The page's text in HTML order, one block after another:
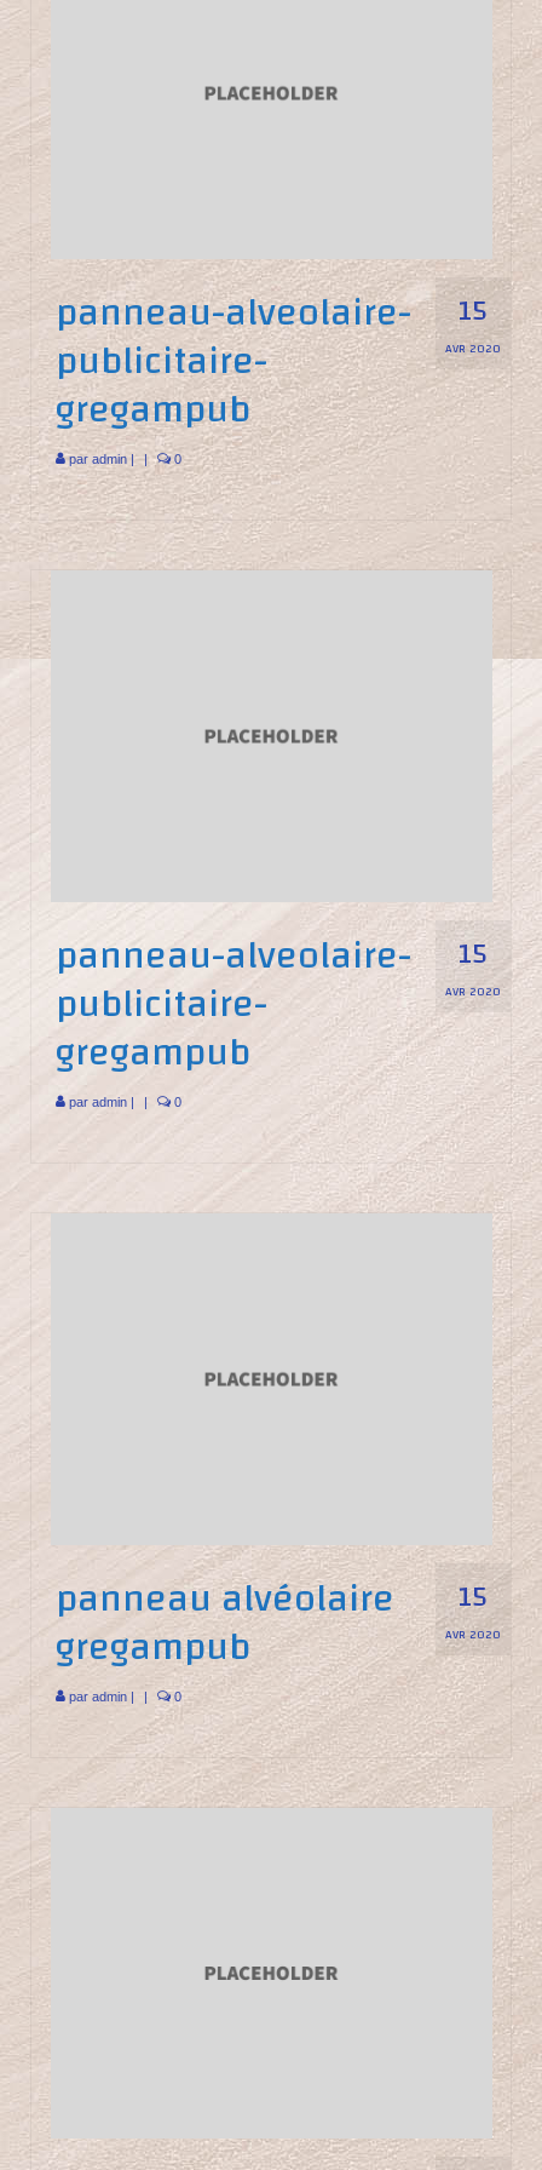
15
AVR 2020
panneau-alveolaire-
publicitaire-
gregampub
par admin | | 0
15
AVR 2020
panneau-alveolaire-
publicitaire-
gregampub
par admin | | 0
15
AVR 2020
panneau alvéolaire
gregampub
par admin | | 0